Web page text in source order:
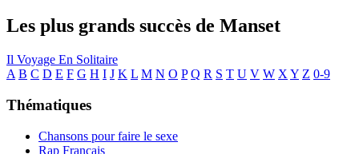
Les plus grands succès de Manset
Il Voyage En Solitaire
A B C D E F G H I J K L M N O P Q R S T U V W X Y Z 0-9
Thématiques
Chansons pour faire le sexe
Rap Français